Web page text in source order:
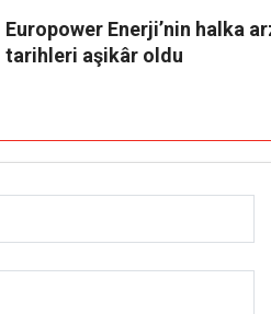
Europower Enerji’nin halka
tarihleri aşikâr oldu